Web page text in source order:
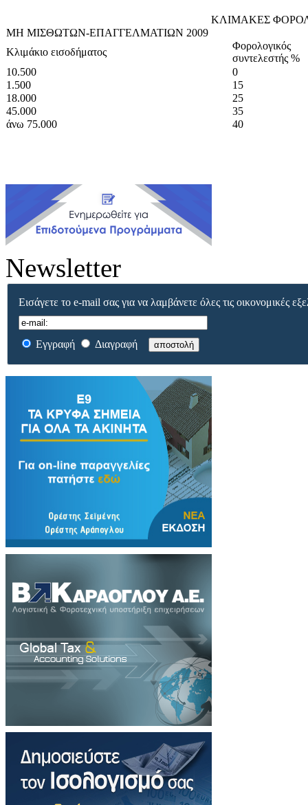
ΚΛΙΜΑΚΕΣ
MH ΜΙΣΘΩΤΩΝ-ΕΠΑΓΓΕΛΜΑΤΙΩΝ 2009
Κλιμάκιο εισοδήματος
Φορολογικός
συντελεστής %
10.500
0
1.500
15
18.000
25
45.000
35
άνω 75.000
40
Newsletter
Εισάγετε το e-mail σας για να λαμβάνετε όλες τις οικονομικές
Εγγραφή Διαγραφή αποστολή